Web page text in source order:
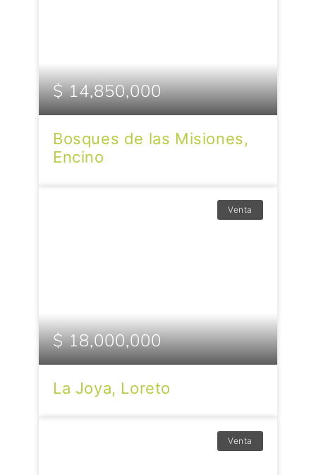
$ 14,850,000
Bosques de las Misiones,
Encino
Venta
$ 18,000,000
La Joya, Loreto
Venta